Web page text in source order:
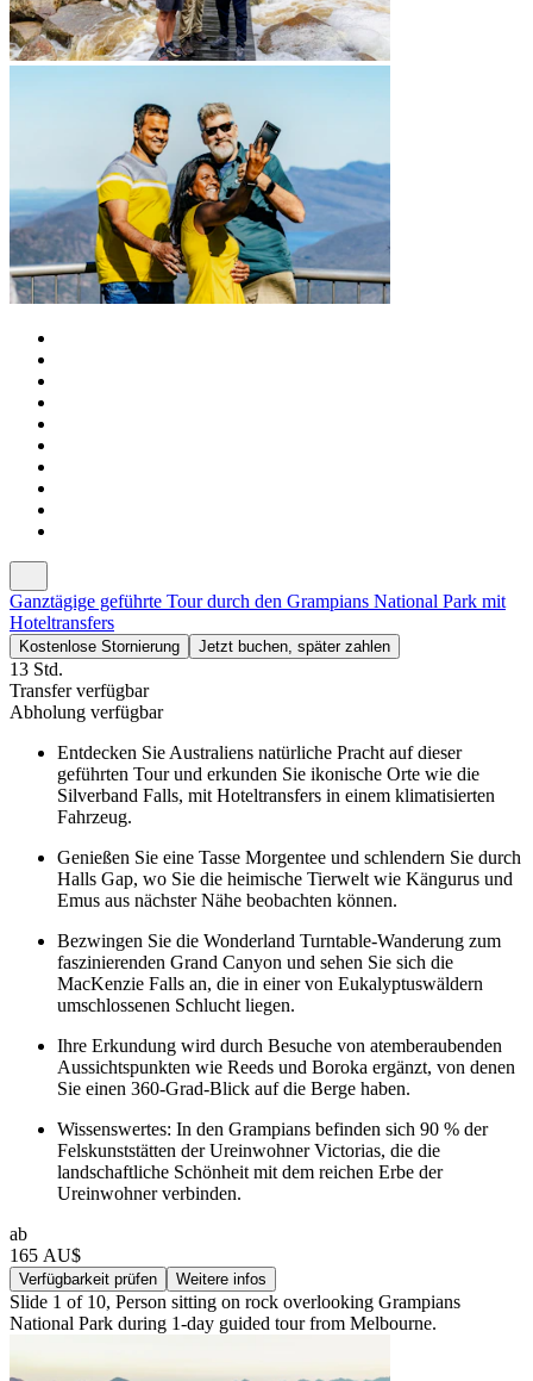
Ganztägige geführte Tour durch den Grampians National Park mit
Hoteltransfers
Kostenlose Stornierung Jetzt buchen, später zahlen
13 Std.
Transfer verfügbar
Abholung verfügbar
Entdecken Sie Australiens natürliche Pracht auf dieser
geführten Tour und erkunden Sie ikonische Orte wie die
Silverband Falls, mit Hoteltransfers in einem klimatisierten
Fahrzeug.
Genießen Sie eine Tasse Morgentee und schlendern Sie durch
Halls Gap, wo Sie die heimische Tierwelt wie Kängurus und
Emus aus nächster Nähe beobachten können.
Bezwingen Sie die Wonderland Turntable-Wanderung zum
faszinierenden Grand Canyon und sehen Sie sich die
MacKenzie Falls an, die in einer von Eukalyptuswäldern
umschlossenen Schlucht liegen.
Ihre Erkundung wird durch Besuche von atemberaubenden
Aussichtspunkten wie Reeds und Boroka ergänzt, von denen
Sie einen 360-Grad-Blick auf die Berge haben.
Wissenswertes: In den Grampians befinden sich 90 % der
Felskunststätten der Ureinwohner Victorias, die die
landschaftliche Schönheit mit dem reichen Erbe der
Ureinwohner verbinden.
ab
165 AU$
Verfügbarkeit prüfen Weitere infos
Slide 1 of 10, Person sitting on rock overlooking Grampians
National Park during 1-day guided tour from Melbourne.